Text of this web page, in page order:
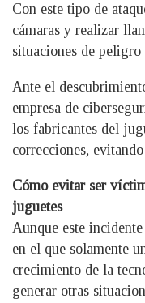
Con este tipo de
cámaras y realizar
situaciones de peligro
Ante el
empresa de
los fabricantes del
correcciones,
Cómo evitar ser
juguetes
Aunque este
en el que solamente
crecimiento de la
generar otras